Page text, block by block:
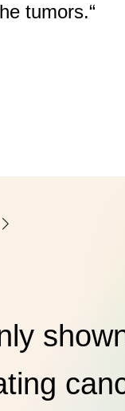
tumors.“